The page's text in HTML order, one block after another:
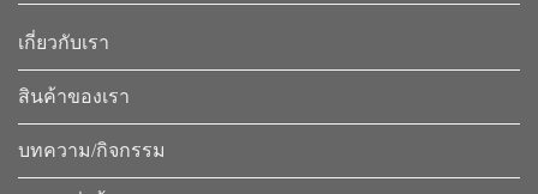
เกี่ยวกับเรา
สินค้าของเรา
บทความ/กิจกรรม